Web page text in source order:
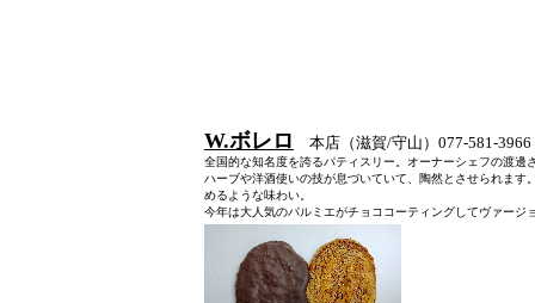
W.ボレロ 本店（滋賀/守山）077-581-
全国的な知名度を誇るパティスリー。オーナーシェフの渡
ハーブや洋酒使いの技が息づいていて、陶然とさせられま
めるような味わい。
今年は大人気のパルミエがチョココーティングしてヴァージ